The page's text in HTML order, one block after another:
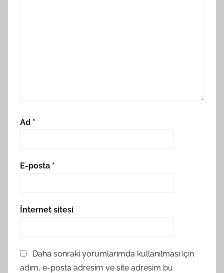
Ad *
E-posta *
İnternet sitesi
Daha sonraki yorumlarımda kullanılması için
adım, e-posta adresim ve site adresim bu